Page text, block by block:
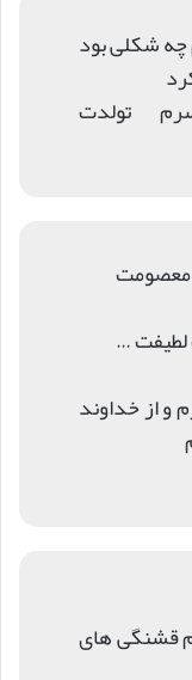
چه شکلی بود
تولدت
لطیفت …
و از خداوند
قشنگی های